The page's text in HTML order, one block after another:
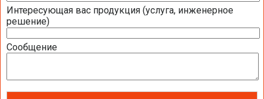
Интересующая вас продукция (услуга, инженерное
решение)
Сообщение
Приводы для воздушных клапанов
Полный обзор электроприводов для систем
вентиляции 2016 (17,5 МБ)
Каталог ЭЛЕКТРОПРИВОДЫ ДЛЯ
ВОЗДУШНЫХ ЗАСЛОНОК BELIMO 2016 (18,2